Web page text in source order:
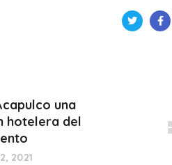
una
hotelera del
2021